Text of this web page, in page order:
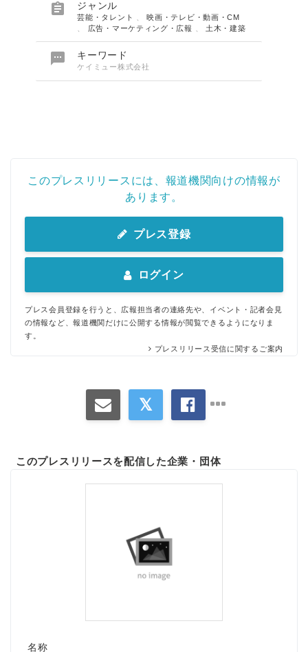
 ジャンル
芸能・タレント 、映画・テレビ・動画・CM
広告・マーケティング・広報 土木・建築
 キーワード
ケイミュー株式会社
このプレスリリースには、報道機関向けの情報が
あります。
プレス登録
ログイン
プレス会員登録を行うと、広報担当者の連絡先や、イベント・記者会見
の情報など、報道機関だけに公開する情報が閲覧できるようになりま
す。
プレスリリース受信に関するご案内
このプレスリリースを配信した企業・団体
名称